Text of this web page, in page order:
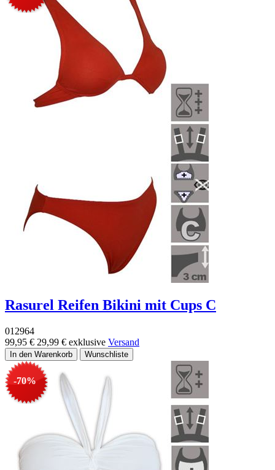
Rasurel Reifen Bikini mit Cups C
012964
99,95 € 29,99 € exklusive Versand
-70%